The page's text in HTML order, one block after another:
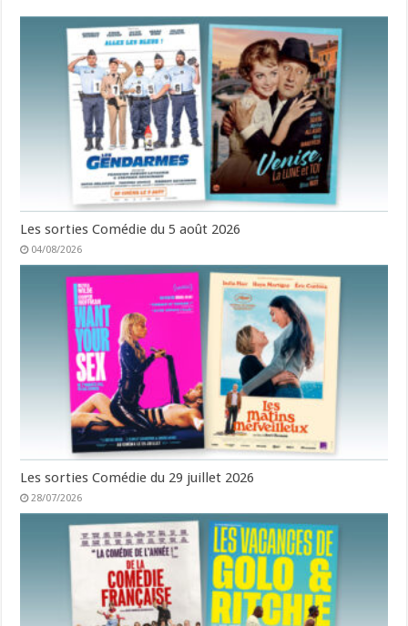
Les sorties Comédie du 5 août 2026
04/08/2026
Les sorties Comédie du 29 juillet 2026
28/07/2026